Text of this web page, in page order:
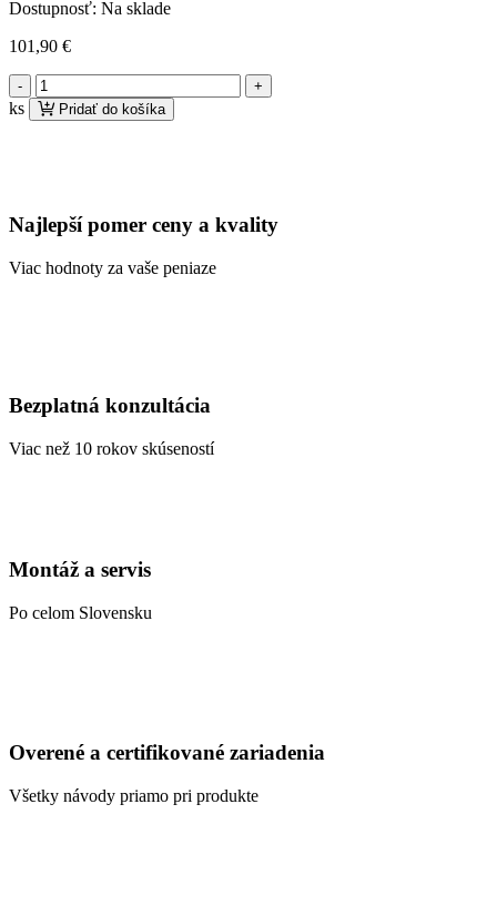
Dostupnosť: Na sklade
101,90 €
množstvo
VIQUA
QSO-
ks Pridať do košíka
Najlepší pomer ceny a kvality
Viac hodnoty za vaše peniaze
Bezplatná konzultácia
Viac než 10 rokov skúseností
Montáž a servis
Po celom Slovensku
Overené a certifikované zariadenia
Všetky návody priamo pri produkte